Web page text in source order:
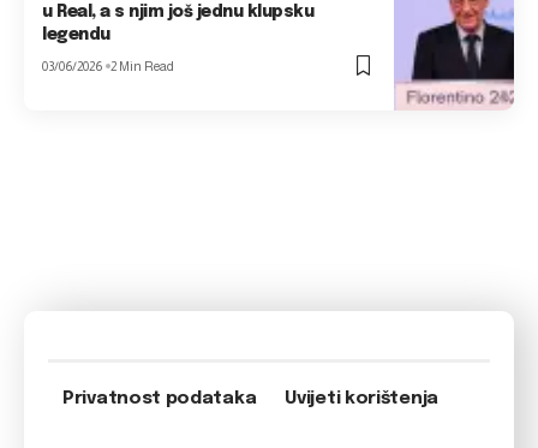
u Real, a s njim još jednu klupsku
legendu
03/06/2026 2 Min Read
Privatnost podataka Uvijeti korištenja